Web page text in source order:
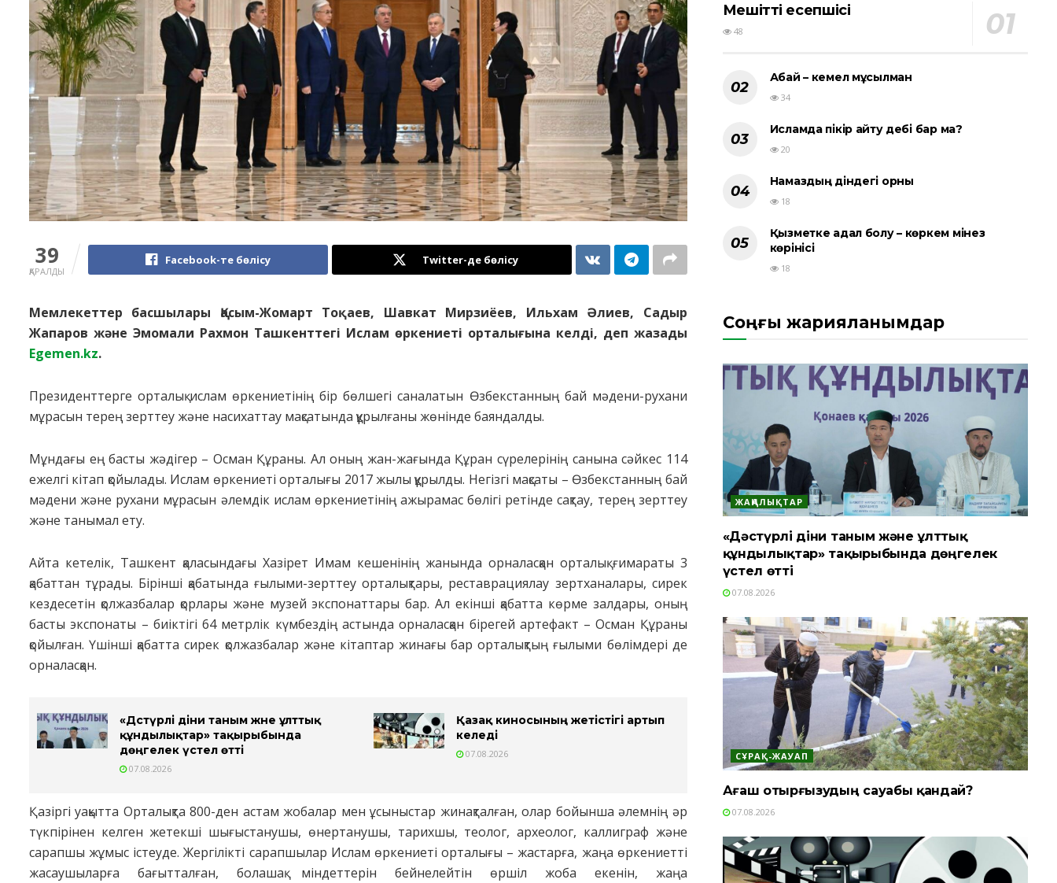
39
ҚАРАЛДЫ
Facebook-те бөлісу Twitter-де бөлісу
Мемлекеттер басшылары Қасым-Жомарт Тоқаев, Шавкат Мирзиёев, Ильхам Әлиев, Садыр
Жапаров және Эмомали Рахмон Ташкенттегі Ислам өркениеті орталығына келді, деп жазады
Egemen.kz.
Президенттерге орталық ислам өркениетінің бір бөлшегі саналатын Өзбекстанның бай мәдени-рухани
мұрасын терең зерттеу және насихаттау мақсатында құрылғаны жөнінде баяндалды.
Мұндағы ең басты жәдігер – Осман Құраны. Ал оның жан-жағында Құран сүрелерінің санына сәйкес 114
ежелгі кітап қойылады. Ислам өркениеті орталығы 2017 жылы құрылды. Негізгі мақсаты – Өзбекстанның бай
мәдени және рухани мұрасын әлемдік ислам өркениетінің ажырамас бөлігі ретінде сақтау, терең зерттеу
және танымал ету.
Айта кетелік, Ташкент қаласындағы Хазірет Имам кешенінің жанында орналасқан орталық ғимараты 3
қабаттан тұрады. Бірінші қабатында ғылыми-зерттеу орталықтары, реставрациялау зертханалары, сирек
кездесетін қолжазбалар қорлары және музей экспонаттары бар. Ал екінші қабатта көрме залдары, оның
басты экспонаты – биіктігі 64 метрлік күмбездің астында орналасқан бірегей артефакт – Осман Құраны
қойылған. Үшінші қабатта сирек қолжазбалар және кітаптар жинағы бар орталықтың ғылыми бөлімдері де
орналасқан.
«Дәстүрлі діни таным және ұлттық
құндылықтар» тақырыбында
дөңгелек үстел өтті
07.08.2026
Қазақ киносының жетістігі артып
келеді
07.08.2026
Қазіргі уақытта Орталықта 800-ден астам жобалар мен ұсыныстар жинақталған, олар бойынша әлемнің әр
түкпірінен келген жетекші шығыстанушы, өнертанушы, тарихшы, теолог, археолог, каллиграф және
сарапшы жұмыс істеуде. Жергілікті сарапшылар Ислам өркениеті орталығы – жастарға, жаңа өркениетті
жасаушыларға бағытталған, болашақ міндеттерін бейнелейтін өршіл жоба екенін, жаңа
Мешіттің есепшісі
48
Абай – кемел мұсылман
34
Исламда пікір айту әдебі бар ма?
20
Намаздың діндегі орны
18
Қызметке адал болу – көркем мінез
көрінісі
18
Соңғы жарияланымдар
ЖАҢАЛЫҚТАР
«Дәстүрлі діни таным және ұлттық
құндылықтар» тақырыбында дөңгелек
үстел өтті
07.08.2026
СҰРАҚ-ЖАУАП
Ағаш отырғызудың сауабы қандай?
07.08.2026